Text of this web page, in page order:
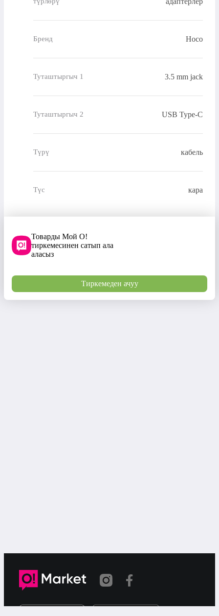
Бренд Hoco
Туташтыргыч 1 3.5 mm jack
Туташтыргыч 2 USB Type-C
Түрү кабель
Түс кара
Товарды Мой О!
тиркемесинен сатып ала
аласыз
Тиркемеден ачуу